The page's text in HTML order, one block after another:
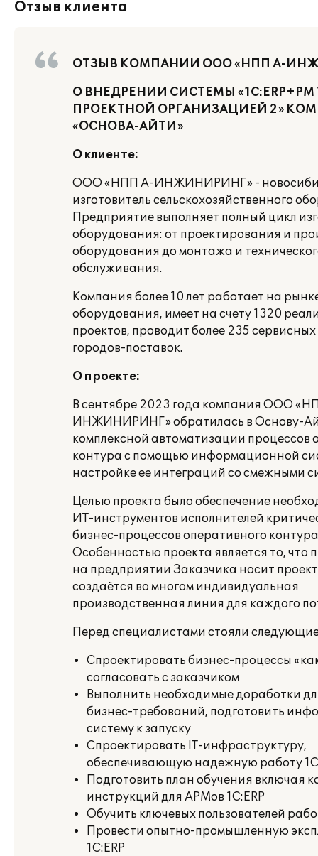
Отзыв клиента
ОТЗЫВ КОМПАНИИ ООО «НПП А-
О ВНЕДРЕНИИ СИСТЕМЫ
ПРОЕКТНОЙ ОРГАНИЗАЦИЕЙ 2»
«ОСНОВА-АЙТИ»
О клиенте:
ООО «НПП А-ИНЖИНИРИНГ» -
изготовитель сельскохозяйственного
Предприятие выполняет полный цикл
оборудования: от проектирования и
оборудования до монтажа и
обслуживания.
Компания более 10 лет работает на
оборудования, имеет на счету 1320
проектов, проводит более 235
городов-поставок.
О проекте:
В сентябре 2023 года компания ООО
ИНЖИНИРИНГ» обратилась в Основу-
комплексной автоматизации процессов
контура с помощью информационной
настройке ее интеграций со смежными
Целью проекта было обеспечение
ИТ-инструментов исполнителей
бизнес-процессов оперативного
Особенностью проекта является то, что
на предприятии Заказчика носит
создаётся во многом индивидуальная
производственная линия для каждого
Перед специалистами стояли
Спроектировать бизнес-процессы
согласовать с заказчиком
Выполнить необходимые доработки
бизнес-требований, подготовить
систему к запуску
Спроектировать IT-инфраструктуру,
обеспечивающую надежную работу
Подготовить план обучения включая
инструкций для АРМов 1С:ERP
Обучить ключевых пользователей
Провести опытно-промышленную
1С:ERP